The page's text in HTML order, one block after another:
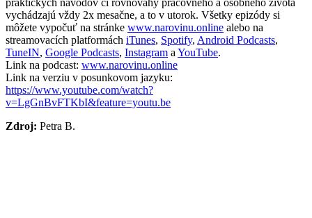
vychádzajú vždy 2x mesačne, a to v utorok. Všetky epizódy si
môžete vypočuť na stránke www.narovinu.online alebo na
streamovacích platformách iTunes, Spotify, Android Podcasts,
TuneIN, Google Podcasts, Instagram a YouTube.
Link na podcast: www.narovinu.online
Link na verziu v posunkovom jazyku:
https://www.youtube.com/watch?
v=LgGnBvFTKbI&feature=youtu.be
Zdroj: Petra B.